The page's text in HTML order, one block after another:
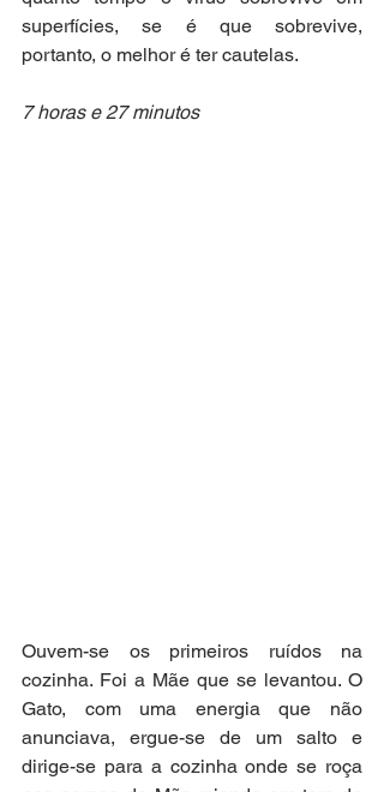
superfícies, se é que sobrevive,
portanto, o melhor é ter cautelas.
7 horas e 27 minutos
Ouvem-se os primeiros ruídos na
cozinha. Foi a Mãe que se levantou. O
Gato, com uma energia que não
anunciava, ergue-se de um salto e
dirige-se para a cozinha onde se roça